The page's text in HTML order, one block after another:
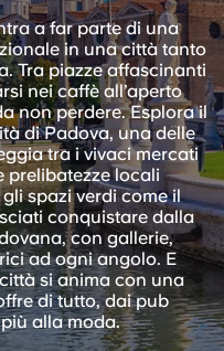
Lingua
French
a far parte di una
in una città tanto
Tra piazze affascinanti
nei caffè all’aperto
non perdere. Esplora il
di Padova, una delle
tra i vivaci mercati
prelibatezze locali
spazi verdi come il
conquistare dalla
con gallerie,
ad ogni angolo. E
si anima con una
di tutto, dai pub
alla moda.